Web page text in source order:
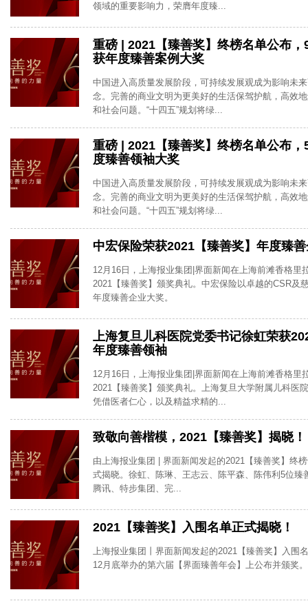
领域的重要影响力，荣膺年度臻...
重磅 | 2021【臻善奖】终榜名单公布，
获年度臻善案例大奖
中国进入高质量发展阶段，可持续发展观成为影响未
念。完善的商业文明为更美好的生活保驾护航，高效
和社会问题。“十四五”规划将绿...
重磅 | 2021【臻善奖】终榜名单公布，
度臻善领袖大奖
中国进入高质量发展阶段，可持续发展观成为影响未
念。完善的商业文明为更美好的生活保驾护航，高效
和社会问题。“十四五”规划将绿...
中宏保险荣获2021【臻善奖】年度臻
12月16日，上海报业集团|界面新闻在上海前滩香格里
2021【臻善奖】颁奖典礼。中宏保险以卓越的CSR及
年度臻善企业大奖。
上海复旦儿科医院党委书记徐虹荣获
年度臻善领袖
12月16日，上海报业集团|界面新闻在上海前滩香格里
2021【臻善奖】颁奖典礼。上海复旦大学附属儿科医
凭借医者仁心，以及精益求精的...
致敬向善楷模，2021【臻善奖】揭晓！
由上海报业集团 | 界面新闻发起的2021【臻善奖】终
式揭晓。徐虹、陈琳、王志云、陈平森、陈伟利5位臻
腾讯、特步集团、完...
2021【臻善奖】入围名单正式揭晓！
上海报业集团丨界面新闻发起的2021【臻善奖】入围
12月底举办的第六届【界面臻善年会】上公布并颁奖。